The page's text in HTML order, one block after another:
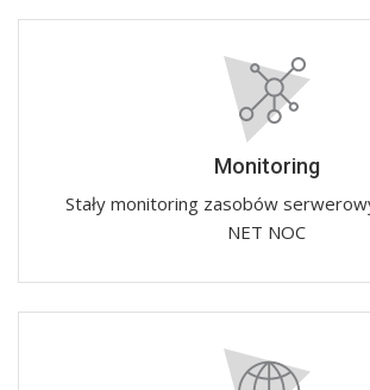
Monitoring
Stały monitoring zasobów
NET NOC